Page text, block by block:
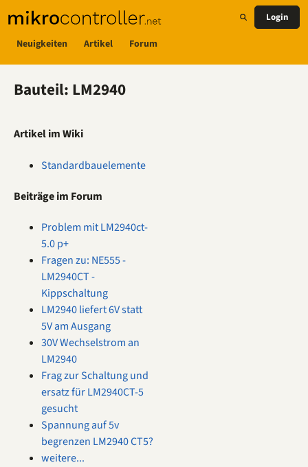
Neuigkeiten Artikel Forum
Login
Bauteil: LM2940
Artikel im Wiki
Standardbauelemente
Beiträge im Forum
Problem mit LM2940ct-
5.0 p+
Fragen zu: NE555 -
LM2940CT -
Kippschaltung
LM2940 liefert 6V statt
5V am Ausgang
30V Wechselstrom an
LM2940
Frag zur Schaltung und
ersatz für LM2940CT-5
gesucht
Spannung auf 5v
begrenzen LM2940 CT5?
weitere...